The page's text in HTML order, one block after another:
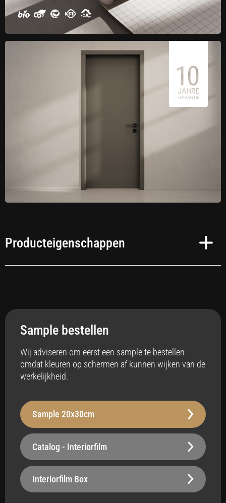
Producteigenschappen
Anti-bacterieel
Badkamer
Vloerverwarming
Ja
Robuust - 210 µm
Oppervlak
Sample bestellen
Wij adviseren om eerst een sample te bestellen
omdat kleuren op schermen af kunnen wijken van de
werkelijkheid.
Sample 20x30cm
Catalog - Interiorfilm
Interiorfilm Box